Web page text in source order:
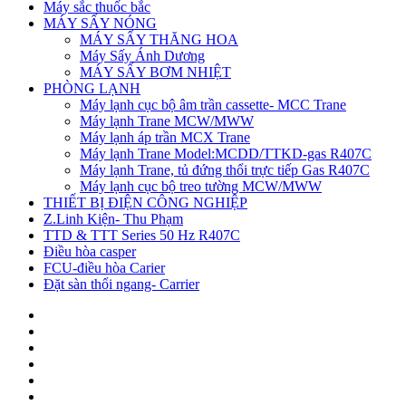
Máy sắc thuốc bắc
MÁY SẤY NÓNG
MÁY SẤY THĂNG HOA
Máy Sấy Ánh Dương
MÁY SẤY BƠM NHIỆT
PHÒNG LẠNH
Máy lạnh cục bộ âm trần cassette- MCC Trane
Máy lạnh Trane MCW/MWW
Máy lạnh áp trần MCX Trane
Máy lạnh Trane Model:MCDD/TTKD-gas R407C
Máy lạnh Trane, tủ đứng thổi trực tiếp Gas R407C
Máy lạnh cục bộ treo tường MCW/MWW
THIẾT BỊ ĐIỆN CÔNG NGHIỆP
Z.Linh Kiện- Thu Phạm
TTD & TTT Series 50 Hz R407C
Điều hòa casper
FCU-điều hòa Carier
Đặt sàn thổi ngang- Carrier